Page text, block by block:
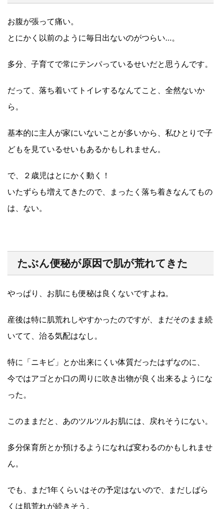
お腹が張って痛い。
とにかく以前のように毎日出ないのがつらい…。
多分、子育てで常にテンパっているせいだと思うんです。
だって、落ち着いてトイレするなんてこと、全然ないか
ら。
基本的に主人が家にいないことが多いから、私ひとりで子
どもを見ているせいもあるかもしれません。
で、２歳児はとにかく動く！
いたずらも増えてきたので、まったく落ち着きなんてもの
は、ない。
たぶん便秘が原因で肌が荒れてきた
やっぱり、お肌にも便秘は良くないですよね。
産後は特に肌荒れしやすかったのですが、まだそのまま続
いてて、治る気配はなし。
特に「ニキビ」とか出来にくい体質だったはずなのに、
今ではアゴとか口の周りに吹き出物が良く出来るようにな
った。
このままだと、あのツルツルお肌には、戻れそうにない。
多分保育所とか預けるようになれば変わるのかもしれませ
ん。
でも、まだ1年くらいはその予定はないので、まだしばら
くは肌荒れが続きそう。